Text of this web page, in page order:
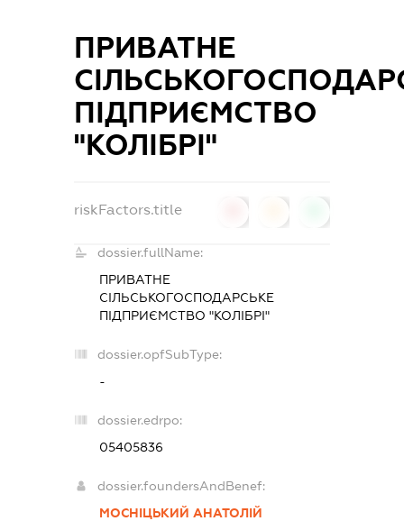
ПРИВАТНЕ
ПІДПРИЄМСТВО
"КОЛІБРІ"
riskFactors.title
dossier.fullName:
ПРИВАТНЕ
СІЛЬСЬКОГОСПОДАРСЬКЕ
ПІДПРИЄМСТВО "КОЛІБРІ"
dossier.opfSubType:
-
dossier.edrpo:
05405836
dossier.foundersAndBenef:
МОСНІЦЬКИЙ АНАТОЛІЙ